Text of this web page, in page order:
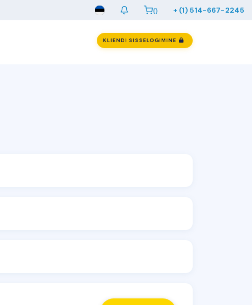
0 + (1) 514-667-2245
KLIENDI SISSELOGIMINE